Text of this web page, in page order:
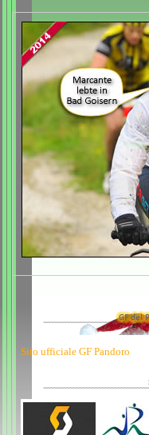
Sito ufficiale GF Pandoro